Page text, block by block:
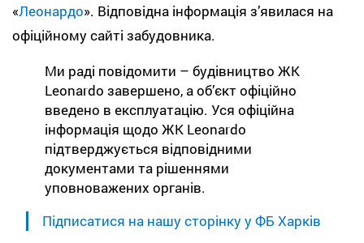
«Леонардо». Відповідна інформація з’явилася на
офіційному сайті забудовника.
Ми раді повідомити – будівництво ЖК
Leonardo завершено, а об’єкт офіційно
введено в експлуатацію. Уся офіційна
інформація щодо ЖК Leonardo
підтверджується відповідними
документами та рішеннями
уповноважених органів.
Підписатися на нашу сторінку у ФБ Харків